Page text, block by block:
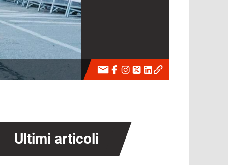
Ultimi articoli